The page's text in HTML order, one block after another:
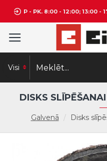
P - PK. 8:00 - 12:00; 13:00 -
Visi
Galvenā Disks
DISKS